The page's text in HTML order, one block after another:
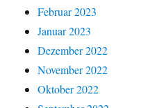
Februar 2023
Januar 2023
Dezember 2022
November 2022
Oktober 2022